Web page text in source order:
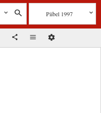
Piibel 1997